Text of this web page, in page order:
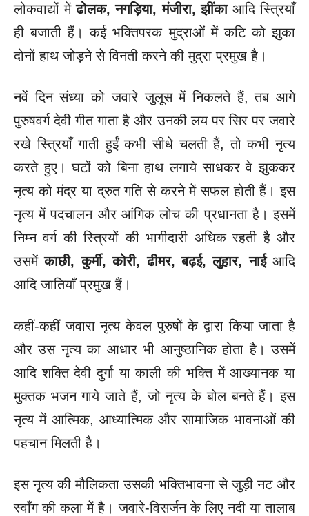
लोकवाद्यों मेंढोलक, नगड़िया, मंजीरा, झींकाआदि स्त्रियाँ
ही बजाती हैं। कई भक्तिपरक मुद्राओं में कटि को झुका
दोनों हाथ जोड़ने से विनती करने की मुद्रा प्रमुख है।
नवें दिन संध्या को जवारे जुलूस में निकलते हैं, तब आगे
पुरुषवर्ग देवी गीत गाता है और उनकी लय पर सिर पर जवारे
रखे स्त्रियाँ गाती हुईं कभी सीधे चलती हैं, तो कभी नृत्य
करते हुए। घटों को बिना हाथ लगाये साधकर वे झुककर
नृत्य को मंद्र या द्रुत गति से करने में सफल होती हैं। इस
नृत्य में पदचालन और आंगिक लोच की प्रधानता है। इसमें
निम्न वर्ग की स्त्रियों की भागीदारी अधिक रहती है और
उसमेंकाछी, कुर्मी, कोरी, ढीमर, बढ़ई, लुहार, नाईआदि
आदि जातियाँ प्रमुख हैं।
कहीं-कहीं जवारा नृत्य केवल पुरुषों के द्वारा किया जाता है
और उस नृत्य का आधार भी आनुष्ठानिक होता है। उसमें
आदि शक्ति देवी दुर्गा या काली की भक्ति में आख्यानक या
मुक्तक भजन गाये जाते हैं, जो नृत्य के बोल बनते हैं। इस
नृत्य में आत्मिक, आध्यात्मिक और सामाजिक भावनाओं की
पहचान मिलती है।
इस नृत्य की मौलिकता उसकी भक्तिभावना से जुड़ी नट और
स्वाँग की कला में है। जवारे-विसर्जन के लिए नदी या तालाब